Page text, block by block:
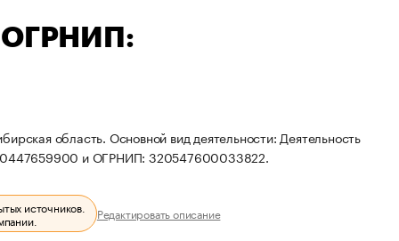
ОГРНИП:
область. Основной вид деятельности: Деятельность
и ОГРНИП: 320547600033822.
источников.
Редактировать описание